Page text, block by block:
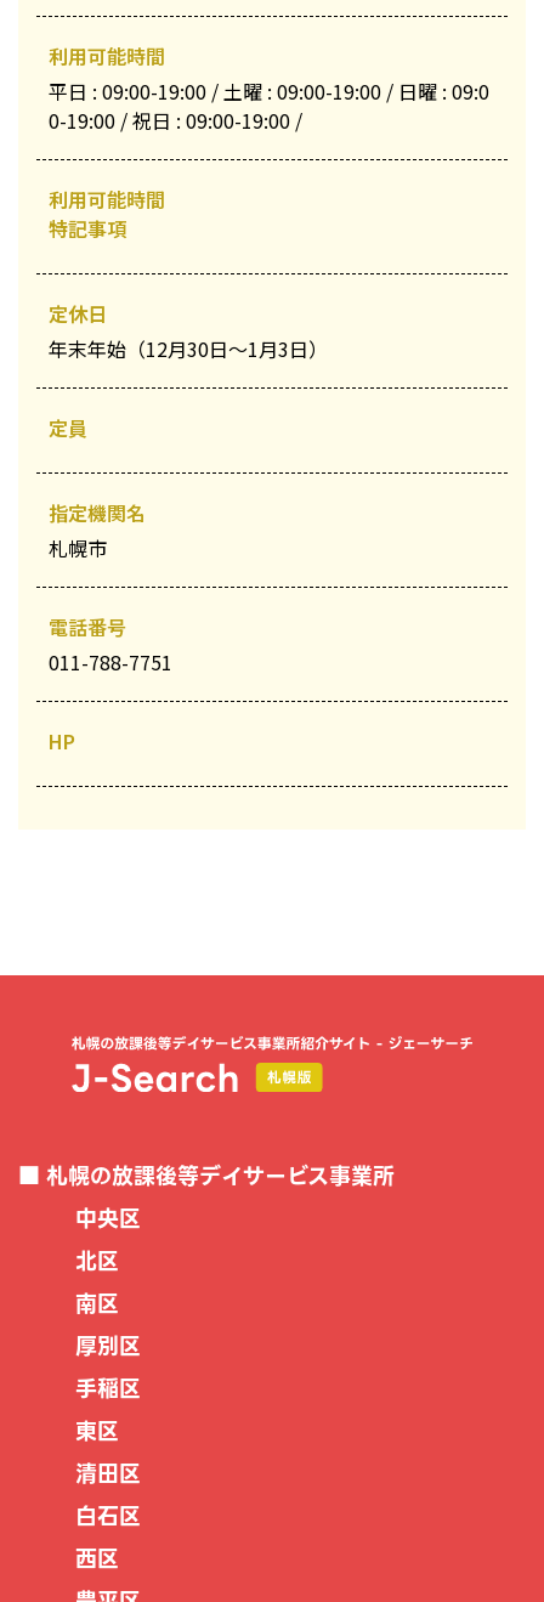
利用可能時間
平日 : 09:00-19:00 / 土曜 : 09:00-19:00 / 日曜 : 09:0
0-19:00 / 祝日 : 09:00-19:00 /
利用可能時間
特記事項
定休日
年末年始（12月30日〜1月3日）
定員
指定機関名
札幌市
電話番号
011-788-7751
HP
札幌の放課後等デイサービス事業所
中央区
北区
南区
厚別区
手稲区
東区
清田区
白石区
西区